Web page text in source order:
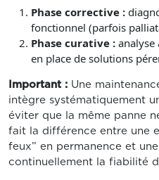
Phase corrective :
fonctionnel (parfois
Phase curative : analyse
en place de solutions
Important : Une
intègre systématiquement
éviter que la même panne
fait la différence entre une
feux” en permanence et
continuellement la fiabilité